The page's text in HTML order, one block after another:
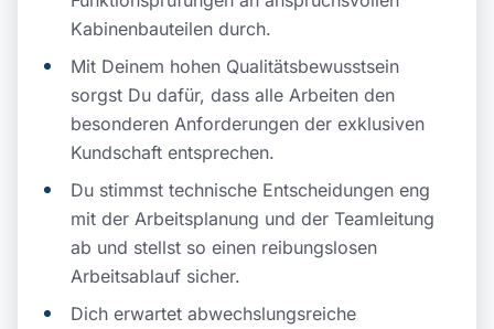
Kabinenbauteilen durch.
Mit Deinem hohen Qualitätsbewusstsein
sorgst Du dafür, dass alle Arbeiten den
besonderen Anforderungen der exklusiven
Kundschaft entsprechen.
Du stimmst technische Entscheidungen eng
mit der Arbeitsplanung und der Teamleitung
ab und stellst so einen reibungslosen
Arbeitsablauf sicher.
Dich erwartet abwechslungsreiche